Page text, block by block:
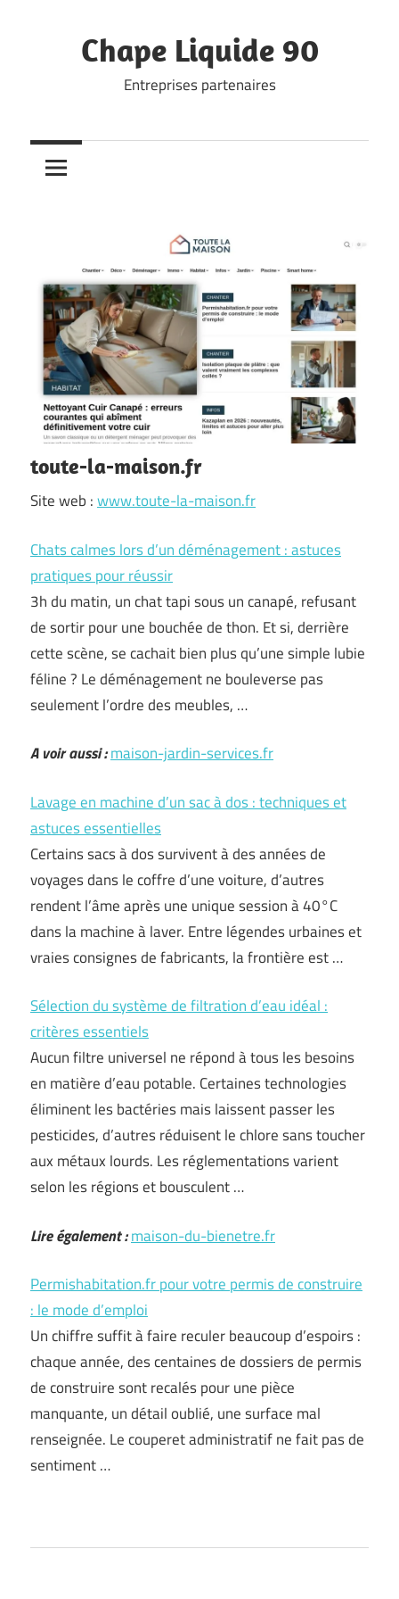
Chape Liquide 90
Entreprises partenaires
toute-la-maison.fr
Site web :www.toute-la-maison.fr
Chats calmes lors d’un déménagement : astuces
pratiques pour réussir
3h du matin, un chat tapi sous un canapé, refusant
de sortir pour une bouchée de thon. Et si, derrière
cette scène, se cachait bien plus qu’une simple lubie
féline ? Le déménagement ne bouleverse pas
seulement l’ordre des meubles, …
A voir aussi :maison-jardin-services.fr
Lavage en machine d’un sac à dos : techniques et
astuces essentielles
Certains sacs à dos survivent à des années de
voyages dans le coffre d’une voiture, d’autres
rendent l’âme après une unique session à 40°C
dans la machine à laver. Entre légendes urbaines et
vraies consignes de fabricants, la frontière est …
Sélection du système de filtration d’eau idéal :
critères essentiels
Aucun filtre universel ne répond à tous les besoins
en matière d’eau potable. Certaines technologies
éliminent les bactéries mais laissent passer les
pesticides, d’autres réduisent le chlore sans toucher
aux métaux lourds. Les réglementations varient
selon les régions et bousculent …
Lire également :maison-du-bienetre.fr
Permishabitation.fr pour votre permis de construire
: le mode d’emploi
Un chiffre suffit à faire reculer beaucoup d’espoirs :
chaque année, des centaines de dossiers de permis
de construire sont recalés pour une pièce
manquante, un détail oublié, une surface mal
renseignée. Le couperet administratif ne fait pas de
sentiment …